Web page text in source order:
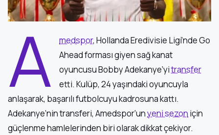
A medspor, Hollanda Eredivisie Ligi’nde Go
Ahead forması giyen sağ kanat
oyuncusu Bobby Adekanye’yitransfer
etti. Kulüp, 24 yaşındaki oyuncuyla
anlaşarak, başarılı futbolcuyu kadrosuna kattı.
Adekanye’nin transferi, Amedspor’unyeni sezon için
güçlenme hamlelerinden biri olarak dikkat çekiyor.